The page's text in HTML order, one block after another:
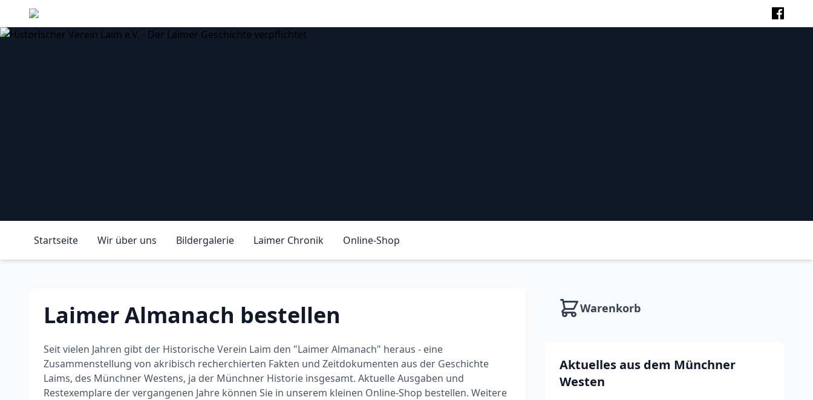
Laimer Almanach
Startseite Wir über uns Bildergalerie Laimer Chronik Online-Shop
Laimer Almanach bestellen
Seit vielen Jahren gibt der Historische Verein Laim den "Laimer Almanach" heraus - eine
Zusammenstellung von akribisch recherchierten Fakten und Zeitdokumenten aus der Geschichte
Laims, des Münchner Westens, ja der Münchner Historie insgesamt. Aktuelle Ausgaben und
Restexemplare der vergangenen Jahre können Sie in unserem kleinen Online-Shop bestellen. Weitere
Warenkorb
Aktuelles aus dem Münchner
Westen